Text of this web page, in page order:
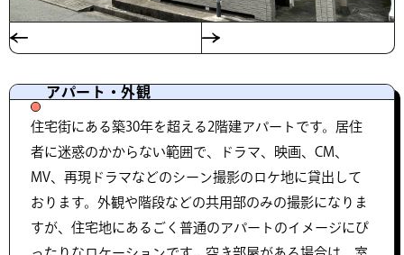
アパート・外観
住宅街にある築30年を超える2階建アパートです。居住
者に迷惑のかからない範囲で、ドラマ、映画、CM、
MV、再現ドラマなどのシーン撮影のロケ地に貸出して
おります。外観や階段などの共用部のみの撮影になりま
すが、住宅地にあるごく普通のアパートのイメージにぴ